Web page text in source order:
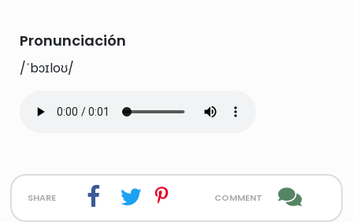
Pronunciación
/ˈbɔɪloʊ/
share comment